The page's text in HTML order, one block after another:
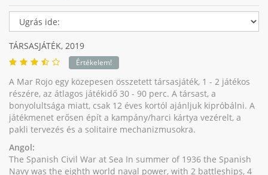
TÁRSASJÁTÉK, 2019
Értékelem!
A Mar Rojo egy közepesen összetett társasjáték, 1 - 2 játékos
részére, az átlagos játékidő 30 - 90 perc. A társast, a
bonyolultsága miatt, csak 12 éves kortól ajánljuk kipróbálni. A
játékmenet erősen épít a kampány/harci kártya vezérelt, a
pakli tervezés és a solitaire mechanizmusokra.
Angol:
The Spanish Civil War at Sea In summer of 1936 the Spanish
Navy was the eighth world naval power, with 2 battleships, 4